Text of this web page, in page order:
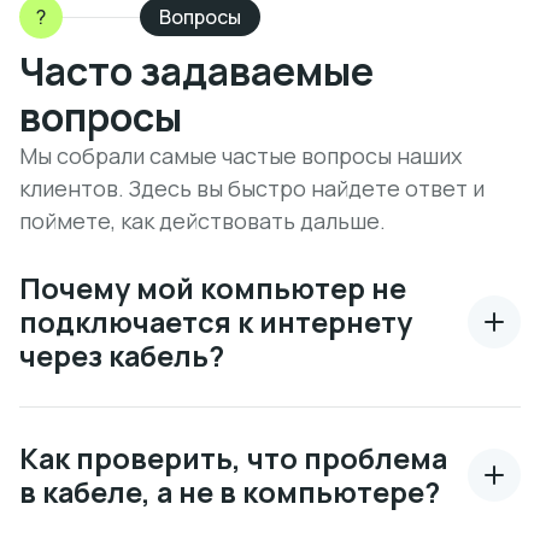
? Вопросы
Часто задаваемые
вопросы
Мы собрали самые частые вопросы наших
клиентов. Здесь вы быстро найдете ответ и
поймете, как действовать дальше.
Почему мой компьютер не
подключается к интернету
через кабель?
Как проверить, что проблема
в кабеле, а не в компьютере?